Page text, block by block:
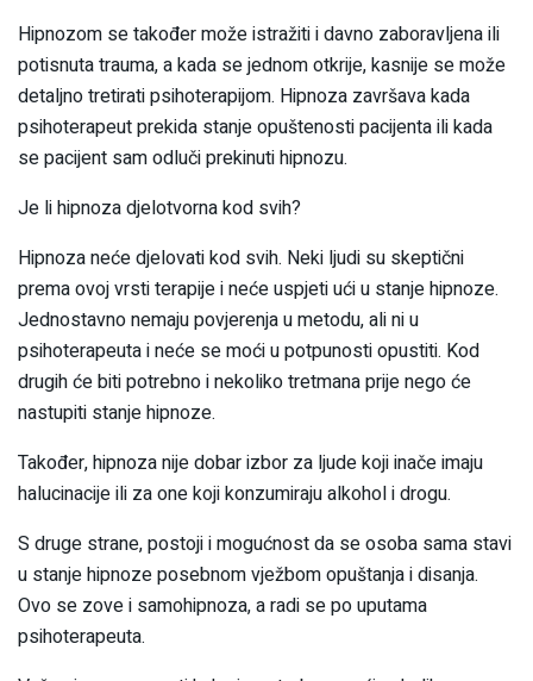
Hipnozom se također može istražiti i davno zaboravljena ili
potisnuta trauma, a kada se jednom otkrije, kasnije se može
detaljno tretirati psihoterapijom. Hipnoza završava kada
psihoterapeut prekida stanje opuštenosti pacijenta ili kada
se pacijent sam odluči prekinuti hipnozu.
Je li hipnoza djelotvorna kod svih?
Hipnoza neće djelovati kod svih. Neki ljudi su skeptični
prema ovoj vrsti terapije i neće uspjeti ući u stanje hipnoze.
Jednostavno nemaju povjerenja u metodu, ali ni u
psihoterapeuta i neće se moći u potpunosti opustiti. Kod
drugih će biti potrebno i nekoliko tretmana prije nego će
nastupiti stanje hipnoze.
Također, hipnoza nije dobar izbor za ljude koji inače imaju
halucinacije ili za one koji konzumiraju alkohol i drogu.
S druge strane, postoji i mogućnost da se osoba sama stavi
u stanje hipnoze posebnom vježbom opuštanja i disanja.
Ovo se zove i samohipnoza, a radi se po uputama
psihoterapeuta.